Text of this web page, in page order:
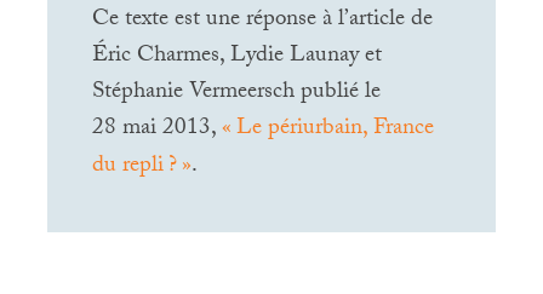
Ce texte est une réponse à l’article de
Éric Charmes, Lydie Launay et
Stéphanie Vermeersch publié le
28 mai 2013,«Le périurbain, France
du repli?».